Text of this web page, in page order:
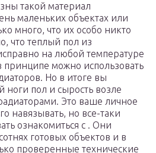
такой материал
маленьких объектах или
много, что их особо никто
что теплый пол из
на любой температуре
принципе можно использовать
Но в итоге вы
пол и сырость возле
Это ваше личное
навязывать, но все-таки
ознакомиться с . Они
готовых объектов и в
проверенные технические